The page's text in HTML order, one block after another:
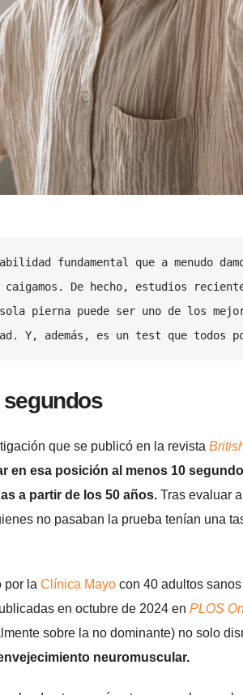
fundamental que a menudo
De hecho, estudios
sola pierna puede ser uno de los
Y, además, es un test que todos
segundos
que se publicó en la revista
en esa posición al menos 10
a partir de los 50 años. Tras evaluar
no pasaban la prueba tenían una
por la Clínica Mayo con 40 adultos
en octubre de 2024 en PLOS
sobre la no dominante) no solo
neuromuscular.